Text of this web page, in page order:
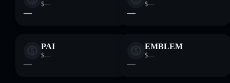
$—
—
$—
—
PAI
$—
—
EMBLEM
$—
—